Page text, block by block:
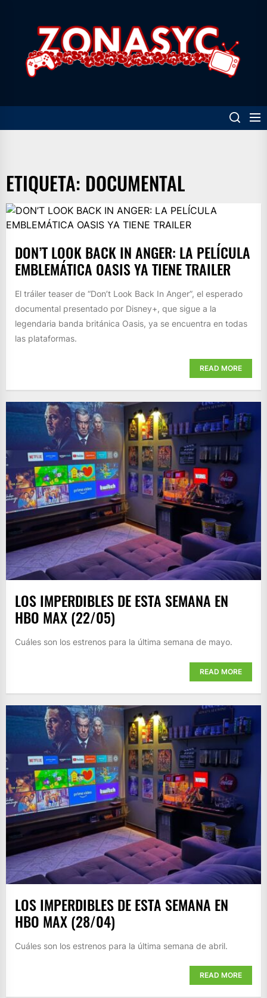
content
ETIQUETA: DOCUMENTAL
DON’T LOOK BACK IN ANGER: LA PELÍCULA
EMBLEMÁTICA OASIS YA TIENE TRAILER
El tráiler teaser de “Don’t Look Back In Anger”, el esperado
documental presentado por Disney+, que sigue a la
legendaria banda británica Oasis, ya se encuentra en todas
las plataformas.
READ MORE
LOS IMPERDIBLES DE ESTA SEMANA EN
HBO MAX (22/05)
Cuáles son los estrenos para la última semana de mayo.
READ MORE
LOS IMPERDIBLES DE ESTA SEMANA EN
HBO MAX (28/04)
Cuáles son los estrenos para la última semana de abril.
READ MORE